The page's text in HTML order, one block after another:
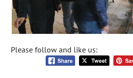
Please follow and like us: